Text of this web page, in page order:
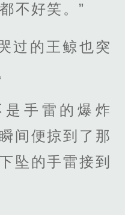
不好笑。”
过的王鲸也突
手雷的爆炸
间便掠到了那
坠的手雷接到